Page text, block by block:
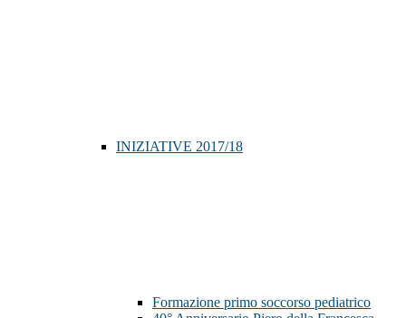
INIZIATIVE 2017/18
Formazione primo soccorso pediatrico